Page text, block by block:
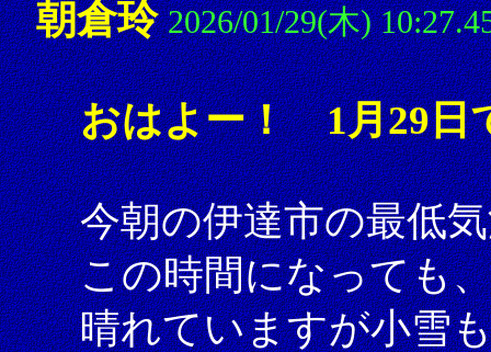
朝倉玲 2026/01/29(木)
おはよー！ 1月29日
今朝の伊達市の最低
この時間になっても
晴れていますが小雪